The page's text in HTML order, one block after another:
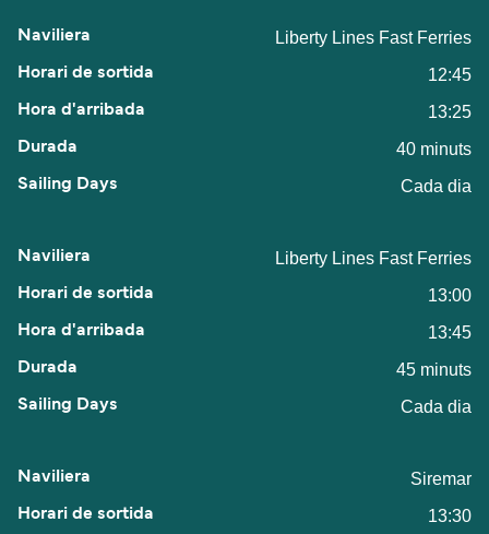
Liberty Lines Fast Ferries
12:45
13:25
40 minuts
Cada dia
Liberty Lines Fast Ferries
13:00
13:45
45 minuts
Cada dia
Siremar
13:30